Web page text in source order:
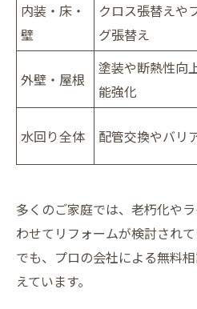
内装・床・
壁
クロス張替えや
グ張替え
外壁・屋根
塗装や断熱性向
能強化
水回り全体 配管交換やバリ
多くのご家庭では、老朽化や
わせてリフォームが検討され
でも、プロの会社による無料
えています。